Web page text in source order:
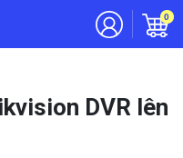
0
DVR lên